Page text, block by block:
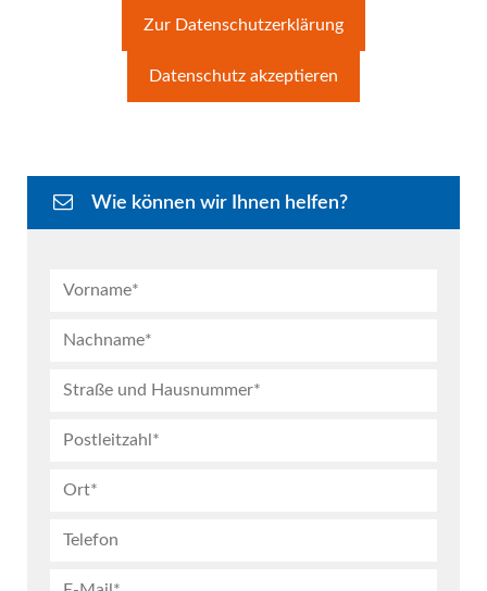
Zur Datenschutzerklärung
Datenschutz akzeptieren
Wie können wir Ihnen helfen?